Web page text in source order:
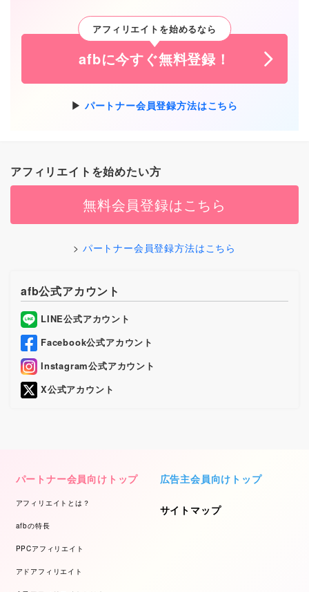
アフィリエイトを始めるなら
afbに今すぐ無料登録！
パートナー会員登録方法はこちら
アフィリエイトを始めたい方
無料会員登録はこちら
パートナー会員登録方法はこちら
afb公式アカウント
LINE公式アカウント
Facebook公式アカウント
Instagram公式アカウント
X公式アカウント
パートナー会員向けトップ
アフィリエイトとは？
afbの特長
PPCアフィリエイト
アドアフィリエイト
広告主会員向けトップ
サイトマップ